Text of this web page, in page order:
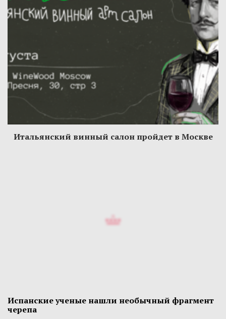
Итальянский винный салон пройдет в Москве
Испанские ученые нашли необычный фрагмент
черепа